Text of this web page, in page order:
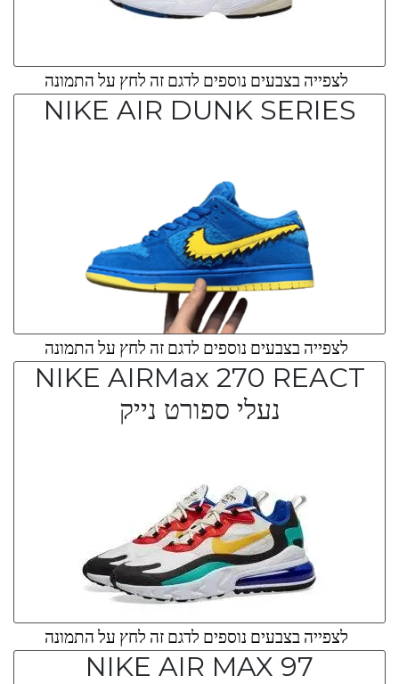
לצפייה בצבעים נוספים לדגם זה לחץ על התמונה
NIKE AIR DUNK SERIES
לצפייה בצבעים נוספים לדגם זה לחץ על התמונה
NIKE AIRMax 270 REACT
נעלי ספורט נייק
לצפייה בצבעים נוספים לדגם זה לחץ על התמונה
NIKE AIR MAX 97